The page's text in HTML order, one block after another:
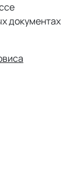
документах